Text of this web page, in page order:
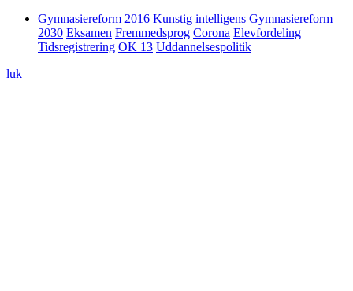
Gymnasiereform 2016 Kunstig intelligens Gymnasiereform
2030 Eksamen Fremmedsprog Corona Elevfordeling
Tidsregistrering OK 13 Uddannelsespolitik
luk